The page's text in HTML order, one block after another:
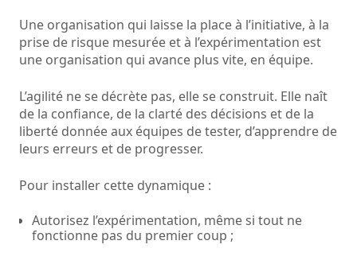
Une organisation qui laisse la place à l’initiative, à la
prise de risque mesurée et à l’expérimentation est
une organisation qui avance plus vite, en équipe.
L’agilité ne se décrète pas, elle se construit. Elle naît
de la confiance, de la clarté des décisions et de la
liberté donnée aux équipes de tester, d’apprendre de
leurs erreurs et de progresser.
Pour installer cette dynamique :
Autorisez l’expérimentation, même si tout ne
fonctionne pas du premier coup ;